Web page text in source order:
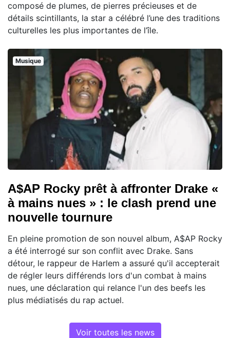
composé de plumes, de pierres précieuses et de
détails scintillants, la star a célébré l’une des traditions
culturelles les plus importantes de l’île.
Musique
A$AP Rocky prêt à affronter Drake «
à mains nues » : le clash prend une
nouvelle tournure
En pleine promotion de son nouvel album, A$AP Rocky
a été interrogé sur son conflit avec Drake. Sans
détour, le rappeur de Harlem a assuré qu'il accepterait
de régler leurs différends lors d'un combat à mains
nues, une déclaration qui relance l'un des beefs les
plus médiatisés du rap actuel.
Voir toutes les news